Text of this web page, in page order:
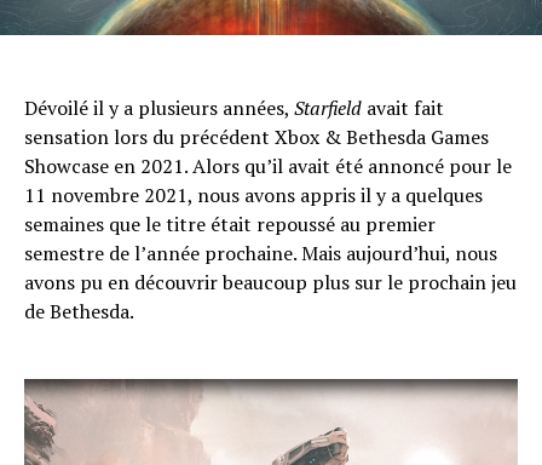
Dévoilé il y a plusieurs années, Starfield avait fait
sensation lors du précédent Xbox & Bethesda Games
Showcase en 2021. Alors qu’il avait été annoncé pour le
11 novembre 2021, nous avons appris il y a quelques
semaines que le titre était repoussé au premier
semestre de l’année prochaine. Mais aujourd’hui, nous
avons pu en découvrir beaucoup plus sur le prochain jeu
de Bethesda.